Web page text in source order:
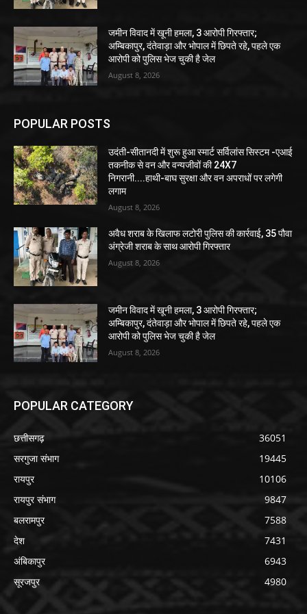
अम्बिकापुर, दंतेवाड़ा और भोपाल में छिपते रहे, पहले एक
आरोपी को पुलिस भेज चुकी है जेल
August 8, 2026
तकनीक से वन और वन्यजीवों की 24X7
निगरानी....हाथी-बाघ सुरक्षा और वन अपराधों पर लगेगी
लगाम
August 8, 2026
अंग्रेजी शराब के साथ आरोपी गिरफ्तार
August 8, 2026
अम्बिकापुर, दंतेवाड़ा और भोपाल में छिपते रहे, पहले एक
आरोपी को पुलिस भेज चुकी है जेल
August 8, 2026
सरगुजा संभाग
19445
रायपुर
10106
रायपुर संभाग
9847
बलरामपुर
7588
देश
7431
अंबिकापुर
6943
सूरजपुर
4980